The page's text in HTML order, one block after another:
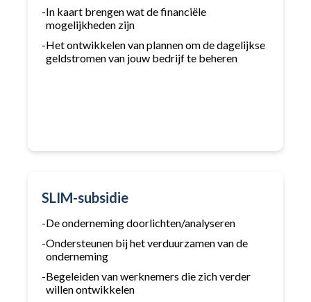
-In kaart brengen wat de financiële
mogelijkheden zijn
-Het ontwikkelen van plannen om de dagelijkse
geldstromen van jouw bedrijf te beheren
SLIM-subsidie
-De onderneming doorlichten/analyseren
-Ondersteunen bij het verduurzamen van de
onderneming
-Begeleiden van werknemers die zich verder
willen ontwikkelen